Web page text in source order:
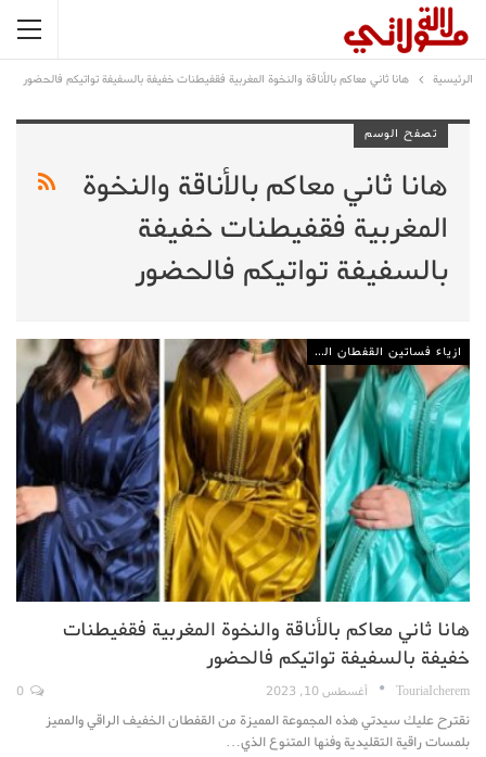
الرئيسية هانا ثاني معاكم بالأناقة والنخوة المغربية فقفيطنات خفيفة بالسفيفة تواتيكم فالحضور
تصفح الوسم
هانا ثاني معاكم بالأناقة والنخوة
المغربية فقفيطنات خفيفة
بالسفيفة تواتيكم فالحضور
ازياء فساتين القفطان المغربي
هانا ثاني معاكم بالأناقة والنخوة المغربية فقفيطنات
خفيفة بالسفيفة تواتيكم فالحضور
TouriaIcherem أغسطس 10, 2023
نقترح عليك سيدتي هذه المجموعة المميزة من القفطان الخفيف الراقي والمميز
بلمسات راقية التقليدية وفنها المتنوع الذي…